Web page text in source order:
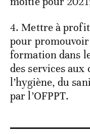
4. Mettre à
pour promouvoir
formation dans
des services
l’hygiène, du
par l’OFPPT.